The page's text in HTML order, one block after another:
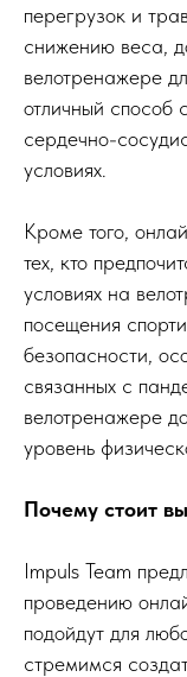
перегрузок и
снижению веса,
велотренажере
отличный способ
сердечно-
условиях.
Кроме того,
тех, кто
условиях на
посещения
безопасности,
связанных с
велотренажере
уровень
Почему стоит
Impuls Team
проведению
подойдут для
стремимся